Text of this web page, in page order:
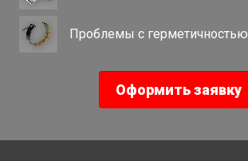
Проблемы с герметичностью
Оформить заявку